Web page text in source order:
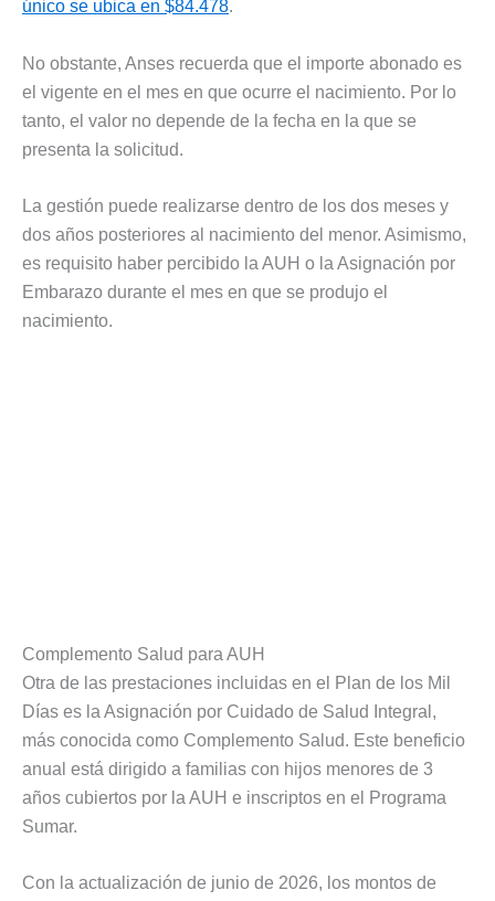
único se ubica en $84.478.
No obstante, Anses recuerda que el importe abonado es
el vigente en el mes en que ocurre el nacimiento. Por lo
tanto, el valor no depende de la fecha en la que se
presenta la solicitud.
La gestión puede realizarse dentro de los dos meses y
dos años posteriores al nacimiento del menor. Asimismo,
es requisito haber percibido la AUH o la Asignación por
Embarazo durante el mes en que se produjo el
nacimiento.
Complemento Salud para AUH
Otra de las prestaciones incluidas en el Plan de los Mil
Días es la Asignación por Cuidado de Salud Integral,
más conocida como Complemento Salud. Este beneficio
anual está dirigido a familias con hijos menores de 3
años cubiertos por la AUH e inscriptos en el Programa
Sumar.
Con la actualización de junio de 2026, los montos de